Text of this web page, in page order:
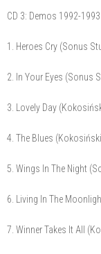
CD 3: Demos 1992-
1. Heroes Cry (Sonus
2. In Your Eyes (Sonus
3. Lovely Day
4. The Blues
5. Wings In The Night
6. Living In The
7. Winner Takes It All